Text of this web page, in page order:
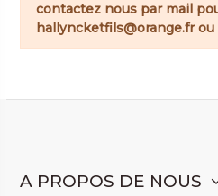
contactez nous par mail
hallyncketfils@orange.frou
A PROPOS DE NOUS